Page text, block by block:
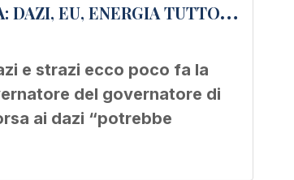
DAZI, EU, ENERGIA TUTTO
e strazi ecco poco fa la
del governatore di
ai dazi “potrebbe